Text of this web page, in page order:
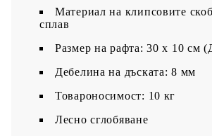
Материал на клипсовите
сплав
Размер на рафта: 30 х 10 см
Дебелина на дъската: 8 мм
Товароносимост: 10 кг
Лесно сглобяване